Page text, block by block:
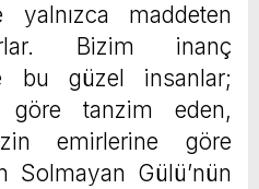
maddeten
Bizim inanç
bu güzel insanlar;
göre tanzim eden,
emirlerine göre
Solmayan Gülü’nün